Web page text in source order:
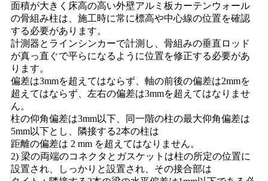
面積が大きく床高の高い外壁アルミ板カーテンウォール
の骨組み柱は、施工時に常に標高や中心線の位置を確認
する必要があります。
計測器とラインシンカーで計測し、骨組みの垂直ロッド
が真っ直ぐで平らになるように位置を修正する必要があ
ります。
偏差は3mmを超えてはならず、軸の前後の偏差は2mmを
超えてはならず、左右の偏差は3mmを超えてはなりませ
ん。
柱の仰角偏差は3mm以下、同一階の柱の最大仰角偏差は
5mm以下とし、隣接する2本の柱は
距離の偏差は 2 mm を超えてはなりません。
2) 梁の両端のコネクタとガスケットは柱の所定の位置に
設置され、しっかりと設置され、その接合部は